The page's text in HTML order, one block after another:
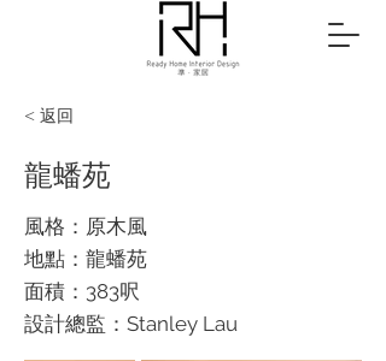
< 返回
龍蟠苑
風格：原木風
地點：龍蟠苑
面積：383呎
設計總監：Stanley Lau